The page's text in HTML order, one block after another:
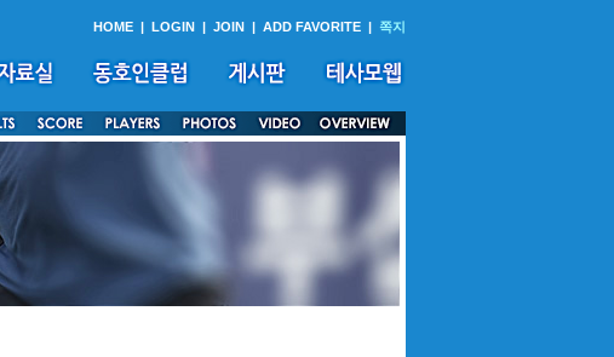
HOME | LOGIN | JOIN | ADD FAVORITE | 쪽지